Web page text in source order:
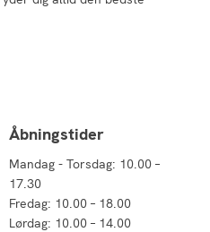
Åbningstider
Mandag - Torsdag: 10.00 –
17.30
Fredag: 10.00 – 18.00
Lørdag: 10.00 – 14.00